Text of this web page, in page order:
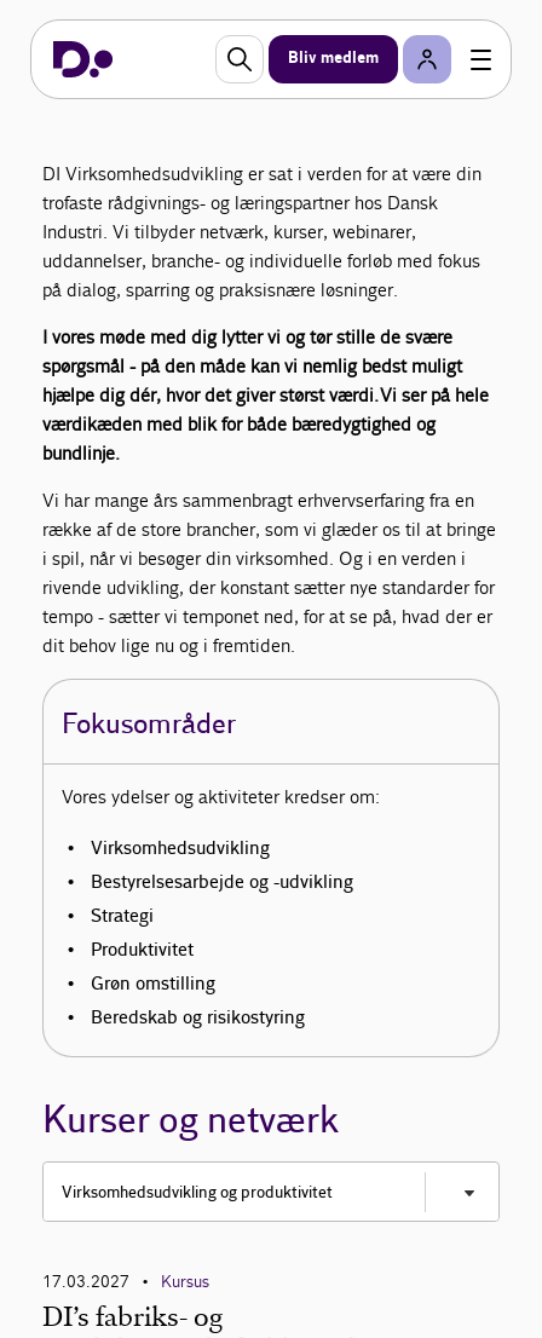
Bliv medlem
Virksomhedsudvikling
DI Virksomhedsudvikling hjælper dig med at styrke
og fremtidssikre din virksomhed gennem
DI Virksomhedsudvikling er sat i verden for at være din
trofaste rådgivnings- og læringspartner hos Dansk
Industri. Vi tilbyder netværk, kurser, webinarer,
uddannelser, branche- og individuelle forløb med fokus
på dialog, sparring og praksisnære løsninger.
I vores møde med dig lytter vi og tør stille de svære
spørgsmål - på den måde kan vi nemlig bedst muligt
hjælpe dig dér, hvor det giver størst værdi. Vi ser på hele
værdikæden med blik for både bæredygtighed og
bundlinje.
Vi har mange års sammenbragt erhvervserfaring fra en
række af de store brancher, som vi glæder os til at bringe
i spil, når vi besøger din virksomhed. Og i en verden i
rivende udvikling, der konstant sætter nye standarder for
tempo - sætter vi temponet ned, for at se på, hvad der er
dit behov lige nu og i fremtiden.
Fokusområder
Vores ydelser og aktiviteter kredser om:
Virksomhedsudvikling
Bestyrelsesarbejde og -udvikling
Strategi
Produktivitet
Grøn omstilling
Beredskab og risikostyring
Kurser og netværk
Bestyrelse
17.03.2027 • Kursus
DI’s fabriks- og